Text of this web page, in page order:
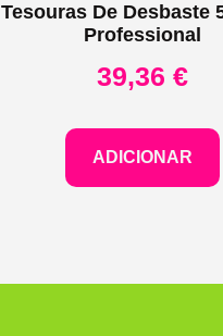
Tesouras De Desbaste
Professional
39,36 €
ADICIONAR